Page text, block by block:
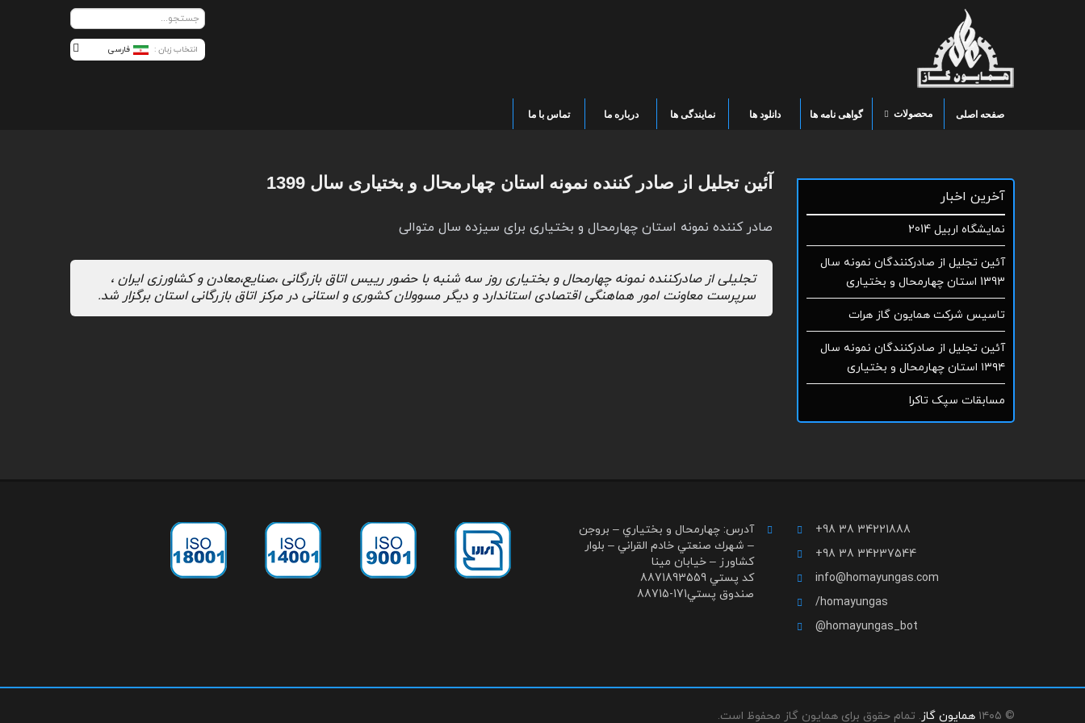
فارسی
صفحه اصلی محصولات گواهی نامه ها دانلود ها نمایندگی ها درباره ما تماس با ما
آخرین اخبار
نمایشگاه اربیل 2014
آئین تجلیل از صادرکنندگان نمونه سال
1393 استان چهارمحال و بختیاری
تاسیس شرکت همایون گاز هرات
آئین تجلیل از صادرکنندگان نمونه سال
۱۳۹۴ استان چهارمحال و بختیاری
مسابقات سپک تاکرا
آئین تجلیل از صادر کننده نمونه استان چهارمحال و بختیاری سال 1399
صادر کننده نمونه استان چهارمحال و بختیاری برای سیزده سال متوالی
تجلیلی از صادرکننده نمونه چهارمحال و بختیاری روز سه شنبه با حضور رییس اتاق بازرگانی ،صنایع،معادن و کشاورزی ایران ،
سرپرست معاونت امور هماهنگی اقتصادی استاندارد و دیگر مسوولان کشوری و استانی در مرکز اتاق بازرگانی استان برگزار شد.
+98 38 34221888
+98 38 34237544
info@homayungas.com
/homayungas
@homayungas_bot
آدرس: چهارمحال و بختياري – بروجن
– شهرك صنعتي خادم القراني – بلوار
كشاورز – خيابان مينا
كد پستي 8871893559
صندوق پستي171-88715
© ۱۴۰۵ همایون گاز. تمام حقوق برای همایون گاز محفوظ است.